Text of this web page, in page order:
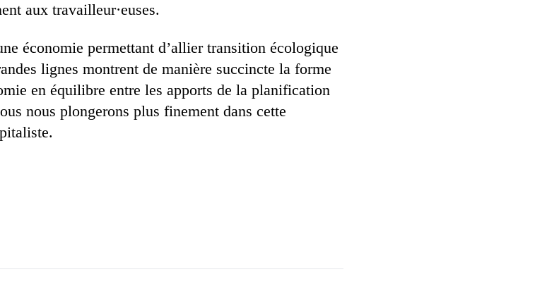
aux travailleur·euses.
économie permettant d’allier transition écologique
lignes montrent de manière succincte la forme
en équilibre entre les apports de la planification
nous plongerons plus finement dans cette